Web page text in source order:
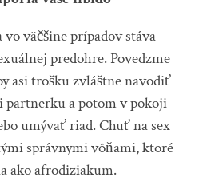
vo väčšine prípadov stáva
predohre. Povedzme
asi trošku zvláštne navodiť
partnerku a potom v pokoji
umývať riad. Chuť na sex
správnymi vôňami, ktoré
ako afrodiziakum.